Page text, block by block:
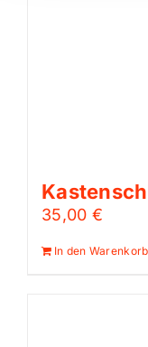
35,00 €
In den Warenkorb